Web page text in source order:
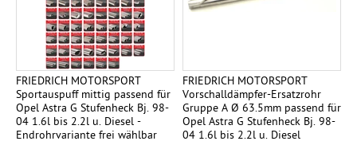
FRIEDRICH MOTORSPORT
Sportauspuff mittig passend für
Opel Astra G Stufenheck Bj. 98-
04 1.6l bis 2.2l u. Diesel -
Endrohrvariante frei wählbar
FRIEDRICH MOTORSPORT
Vorschalldämpfer-Ersatzrohr
Gruppe A Ø 63.5mm passend für
Opel Astra G Stufenheck Bj. 98-
04 1.6l bis 2.2l u. Diesel